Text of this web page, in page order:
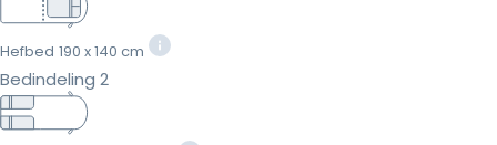
Hefbed 190 x 140 cm
Bedindeling 2